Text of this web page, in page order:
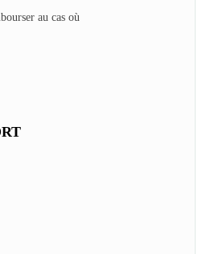
au cas où